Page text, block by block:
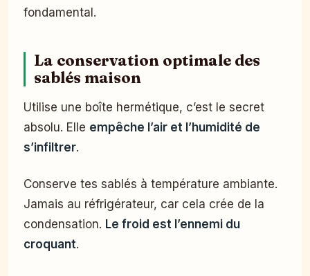
fondamental.
La conservation optimale des
sablés maison
Utilise une boîte hermétique, c’est le secret
absolu. Elle empêche l’air et l’humidité de
s’infiltrer.
Conserve tes sablés à température ambiante.
Jamais au réfrigérateur, car cela crée de la
condensation. Le froid est l’ennemi du
croquant.